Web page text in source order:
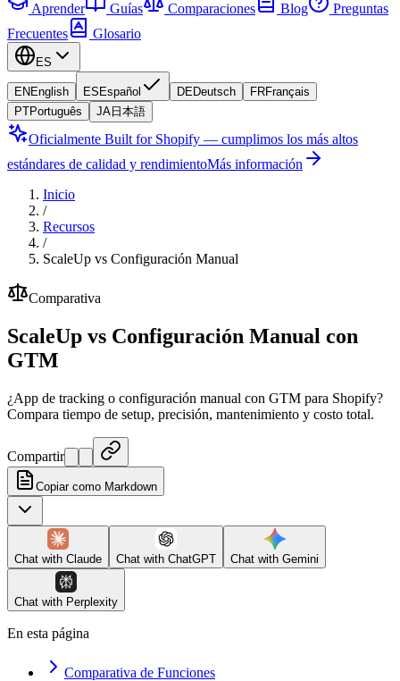
Aprender Guías Comparaciones Blog
Preguntas
Frecuentes
Glosario
ES
EN English ES Español DEDeutsch FRFrançais
PTPortuguês JA 日本語
Oficialmente Built for Shopify — cumplimos los más altos
estándares de calidad y rendimientoMás información
Inicio
/
Recursos
/
ScaleUp vs Configuración Manual
Comparativa
ScaleUp vs Configuración Manual con
GTM
¿App de tracking o configuración manual con GTM para Shopify?
Compara tiempo de setup, precisión, mantenimiento y costo total.
Compartir
Copiar como Markdown
Chat with Claude Chat with ChatGPT Chat with Gemini
Chat with Perplexity
En esta página
Comparativa de Funciones